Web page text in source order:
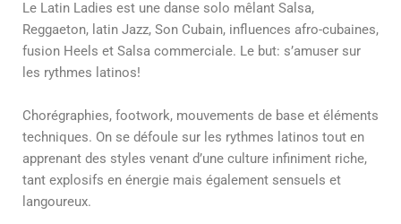
Le Latin Ladies est une danse solo mêlant Salsa,
Reggaeton, latin Jazz, Son Cubain, influences afro-cubaines,
fusion Heels et Salsa commerciale. Le but: s’amuser sur
les rythmes latinos!
Chorégraphies, footwork, mouvements de base et éléments
techniques. On se défoule sur les rythmes latinos tout en
apprenant des styles venant d’une culture infiniment riche,
tant explosifs en énergie mais également sensuels et
langoureux.